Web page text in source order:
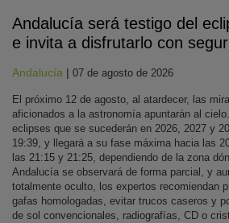
Andalucía será testigo del
e invita a disfrutarlo con
Andalucía | 07 de agosto de 2026
El próximo 12 de agosto, al atardecer, las
aficionados a la astronomía apuntarán al
eclipses que se sucederán en 2026, 2027 y
19:39, y llegará a su fase máxima hacia las
las 21:15 y 21:25, dependiendo de la zona
Andalucía se observará de forma parcial, y
totalmente oculto, los expertos recomiendan
gafas homologadas, evitar trucos caseros y
de sol convencionales, radiografías, CD o